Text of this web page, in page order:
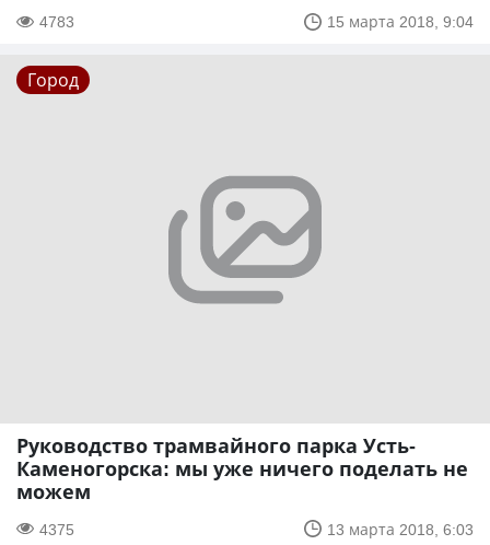
4783 15 марта 2018, 9:04
Город
Руководство трамвайного парка Усть-
Каменогорска: мы уже ничего поделать не
можем
4375 13 марта 2018, 6:03